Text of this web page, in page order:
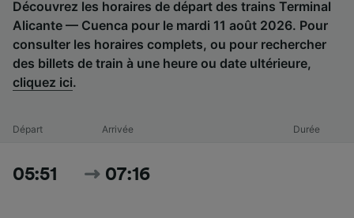
Découvrez les horaires de départ des trains Terminal
Alicante — Cuenca pour le mardi 11 août 2026. Pour
consulter les horaires complets, ou pour rechercher
des billets de train à une heure ou date ultérieure,
cliquez ici.
Départ Arrivée Durée
05:51 07:16